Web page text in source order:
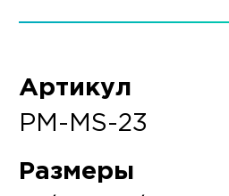
Артикул
PM-MS-23
Размеры